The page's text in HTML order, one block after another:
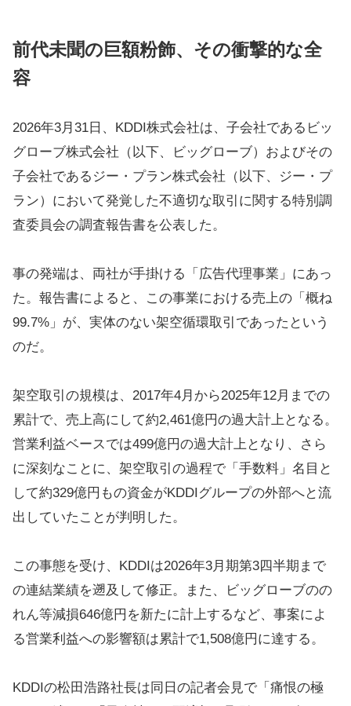
前代未聞の巨額粉飾、その衝撃的な全
容
2026年3月31日、KDDI株式会社は、子会社であるビッ
グローブ株式会社（以下、ビッグローブ）およびその
子会社であるジー・プラン株式会社（以下、ジー・プ
ラン）において発覚した不適切な取引に関する特別調
査委員会の調査報告書を公表した。
事の発端は、両社が手掛ける「広告代理事業」にあっ
た。報告書によると、この事業における売上の「概ね
99.7%」が、実体のない架空循環取引であったという
のだ。
架空取引の規模は、2017年4月から2025年12月までの
累計で、売上高にして約2,461億円の過大計上となる。
営業利益ベースでは499億円の過大計上となり、さら
に深刻なことに、架空取引の過程で「手数料」名目と
して約329億円もの資金がKDDIグループの外部へと流
出していたことが判明した。
この事態を受け、KDDIは2026年3月期第3四半期まで
の連結業績を遡及して修正。また、ビッグローブのの
れん等減損646億円を新たに計上するなど、事案によ
る営業利益への影響額は累計で1,508億円に達する。
KDDIの松田浩路社長は同日の記者会見で「痛恨の極